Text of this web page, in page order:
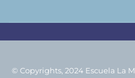
© Copyrights, 2024 Escuela La